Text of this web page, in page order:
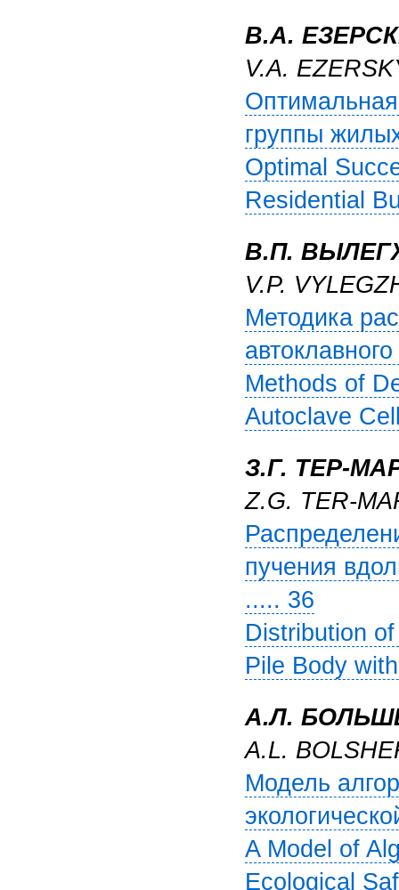
В.А.
V.A.
группы
Optimal
Residential
В.П.
V.P.
Методика
Methods of
Autoclave
З.Г. ТЕР-
Z.G. TER-
пучения
..... 36
Distribution
Pile Body
А.Л.
A.L.
Модель
A Model of
Ecological